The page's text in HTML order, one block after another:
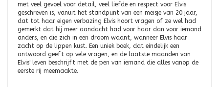
met veel gevoel voor detail, veel liefde en respect voor Elvis
geschreven is, vanuit het standpunt van een meisje van 20 jaar,
dat tot haar eigen verbazing Elvis hoort vragen of ze wel had
gemerkt dat hij meer aandacht had voor haar dan voor iemand
anders, en die zich in een droom waant, wanneer Elvis haar
zacht op de lippen kust. Een uniek boek, dat eindelijk een
antwoord geeft op vele vragen, en de laatste maanden van
Elvis' leven beschrijft met de pen van iemand die alles vanop de
eerste rij meemaakte.